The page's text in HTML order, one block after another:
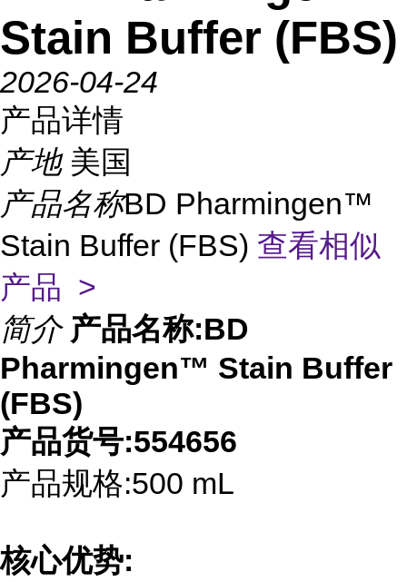
Stain Buffer (FBS)
2026-04-24
产品详情
产地 美国
产品名称BD Pharmingen™
Stain Buffer (FBS) 查看相似
产品 >
简介 产品名称:BD
Pharmingen™ Stain Buffer
(FBS)
产品货号:554656
产品规格:500 mL
核心优势: